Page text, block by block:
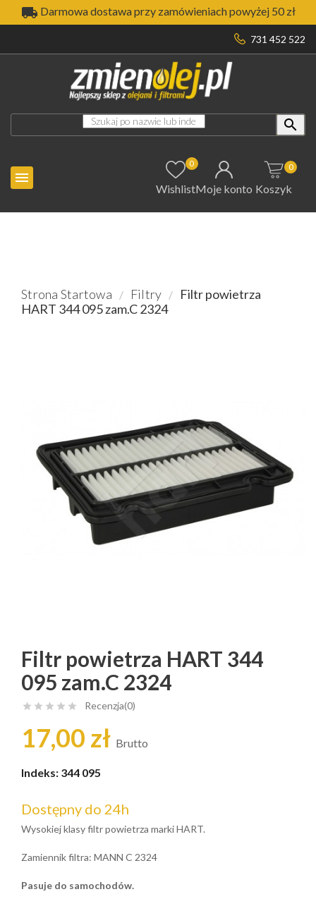
 Darmowa dostawa przy zamówieniach powyżej 50 zł
731 452 522


0
WishlistMoje konto Koszyk
0
Strona Startowa Filtry
Filtr powietrza
HART 344 095 zam.C 2324
Filtr powietrza HART 344
095 zam.C 2324
     Recenzja(0)
17,00 zł Brutto
Indeks: 344 095
Dostępny do 24h
Wysokiej klasy filtr powietrza marki HART.
Zamiennik filtra: MANN C 2324
Pasuje do samochodów.